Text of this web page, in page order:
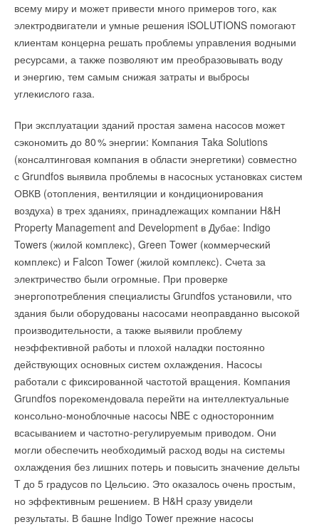
всему миру и может привести много примеров того, как
электродвигатели и умные решения iSOLUTIONS помогают
клиентам концерна решать проблемы управления водными
ресурсами, а также позволяют им преобразовывать воду
и энергию, тем самым снижая затраты и выбросы
углекислого газа.
При эксплуатации зданий простая замена насосов может
сэкономить до 80% энергии: Компания Taka Solutions
(консалтинговая компания в области энергетики) совместно
с Grundfos выявила проблемы в насосных установках систем
ОВКВ (отопления, вентиляции и кондиционирования
воздуха) в трех зданиях, принадлежащих компании H&H
Property Management and Development в Дубае: Indigo
Towers (жилой комплекс), Green Tower (коммерческий
комплекс) и Falcon Tower (жилой комплекс). Счета за
электричество были огромные. При проверке
энергопотребления специалисты Grundfos установили, что
здания были оборудованы насосами неоправданно высокой
производительности, а также выявили проблему
неэффективной работы и плохой наладки постоянно
действующих основных систем охлаждения. Насосы
работали с фиксированной частотой вращения. Компания
Grundfos порекомендовала перейти на интеллектуальные
консольно-моноблочные насосы NBE с односторонним
всасыванием и частотно-регулируемым приводом. Они
могли обеспечить необходимый расход воды на системы
охлаждения без лишних потерь и повысить значение дельты
T до 5 градусов по Цельсию. Это оказалось очень простым,
но эффективным решением. В H&H сразу увидели
результаты. В башне Indigo Tower прежние насосы